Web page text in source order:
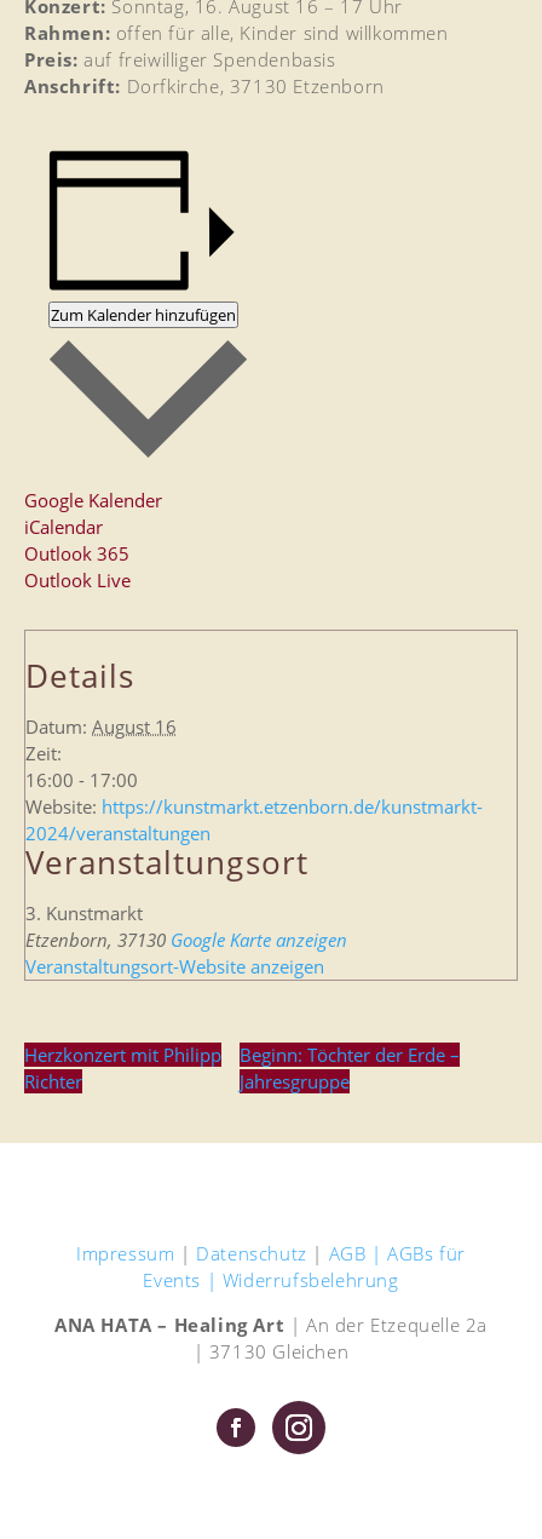
Konzert: Sonntag, 16. August 16 – 17 Uhr
Rahmen: offen für alle, Kinder sind willkommen
Preis: auf freiwilliger Spendenbasis
Anschrift: Dorfkirche, 37130 Etzenborn
Zum Kalender hinzufügen
Google Kalender
iCalendar
Outlook 365
Outlook Live
Details
Datum: August 16
Zeit:
16:00 - 17:00
Website: https://kunstmarkt.etzenborn.de/kunstmarkt-
2024/veranstaltungen
Veranstaltungsort
3. Kunstmarkt
Etzenborn, 37130 Google Karte anzeigen
Veranstaltungsort-Website anzeigen
Herzkonzert mit Philipp
Richter
Beginn: Töchter der Erde –
Jahresgruppe
Impressum | Datenschutz | AGB |AGBs für
Events | Widerrufsbelehrung
ANA HATA – Healing Art | An der Etzequelle 2a
| 37130 Gleichen